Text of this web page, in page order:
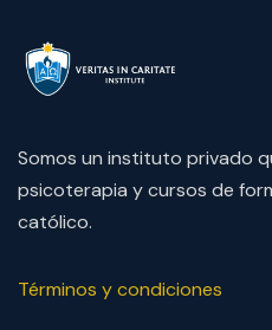
Somos un instituto privado
psicoterapia y cursos de
católico.
Términos y condiciones